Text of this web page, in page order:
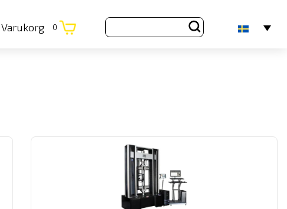
Varukorg 0